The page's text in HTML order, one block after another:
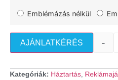
Emblémázás nélkül
-
AJÁNLATKÉRÉS
Kategóriák: Háztartás,